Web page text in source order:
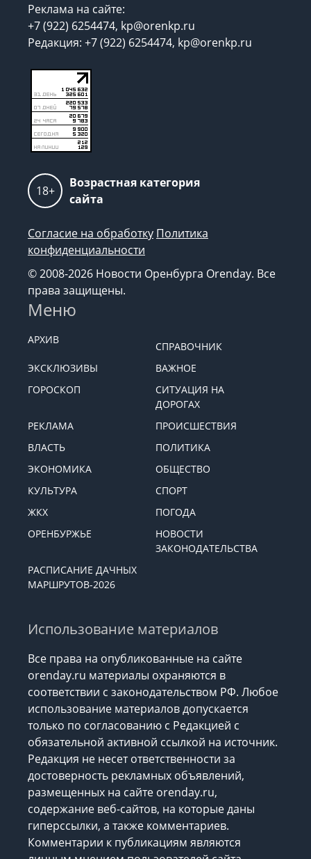
Реклама на сайте:
+7 (922) 6254474, kp@orenkp.ru
Редакция: +7 (922) 6254474, kp@orenkp.ru
18+
Возрастная категория
сайта
Согласие на обработку Политика
конфиденциальности
© 2008-2026 Новости Оренбурга Orenday. Все
права защищены.
Меню
АРХИВ
СПРАВОЧНИК
ЭКСКЛЮЗИВЫ
ВАЖНОЕ
ГОРОСКОП
СИТУАЦИЯ НА
ДОРОГАХ
РЕКЛАМА
ПРОИСШЕСТВИЯ
ВЛАСТЬ
ПОЛИТИКА
ЭКОНОМИКА
ОБЩЕСТВО
КУЛЬТУРА
СПОРТ
ЖКХ
ПОГОДА
ОРЕНБУРЖЬЕ
НОВОСТИ
ЗАКОНОДАТЕЛЬСТВА
РАСПИСАНИЕ ДАЧНЫХ
МАРШРУТОВ-2026
Использование материалов
Все права на опубликованные на сайте
orenday.ru материалы охраняются в
соответствии с законодательством РФ. Любое
использование материалов допускается
только по согласованию с Редакцией с
обязательной активной ссылкой на источник.
Редакция не несет ответственности за
достоверность рекламных объявлений,
размещенных на сайте orenday.ru,
содержание веб-сайтов, на которые даны
гиперссылки, а также комментариев.
Комментарии к публикациям являются